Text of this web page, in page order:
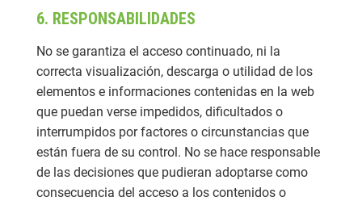
6. RESPONSABILIDADES
No se garantiza el acceso continuado, ni la
correcta visualización, descarga o utilidad de los
elementos e informaciones contenidas en la web
que puedan verse impedidos, dificultados o
interrumpidos por factores o circunstancias que
están fuera de su control. No se hace responsable
de las decisiones que pudieran adoptarse como
consecuencia del acceso a los contenidos o